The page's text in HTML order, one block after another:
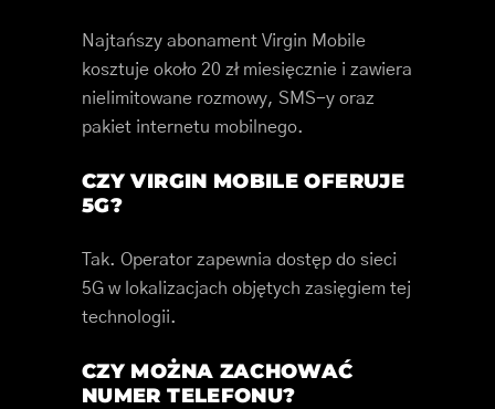
Najtańszy abonament Virgin Mobile
kosztuje około 20 zł miesięcznie i zawiera
nielimitowane rozmowy, SMS-y oraz
pakiet internetu mobilnego.
CZY VIRGIN MOBILE OFERUJE
5G?
Tak. Operator zapewnia dostęp do sieci
5G w lokalizacjach objętych zasięgiem tej
technologii.
CZY MOŻNA ZACHOWAĆ
NUMER TELEFONU?